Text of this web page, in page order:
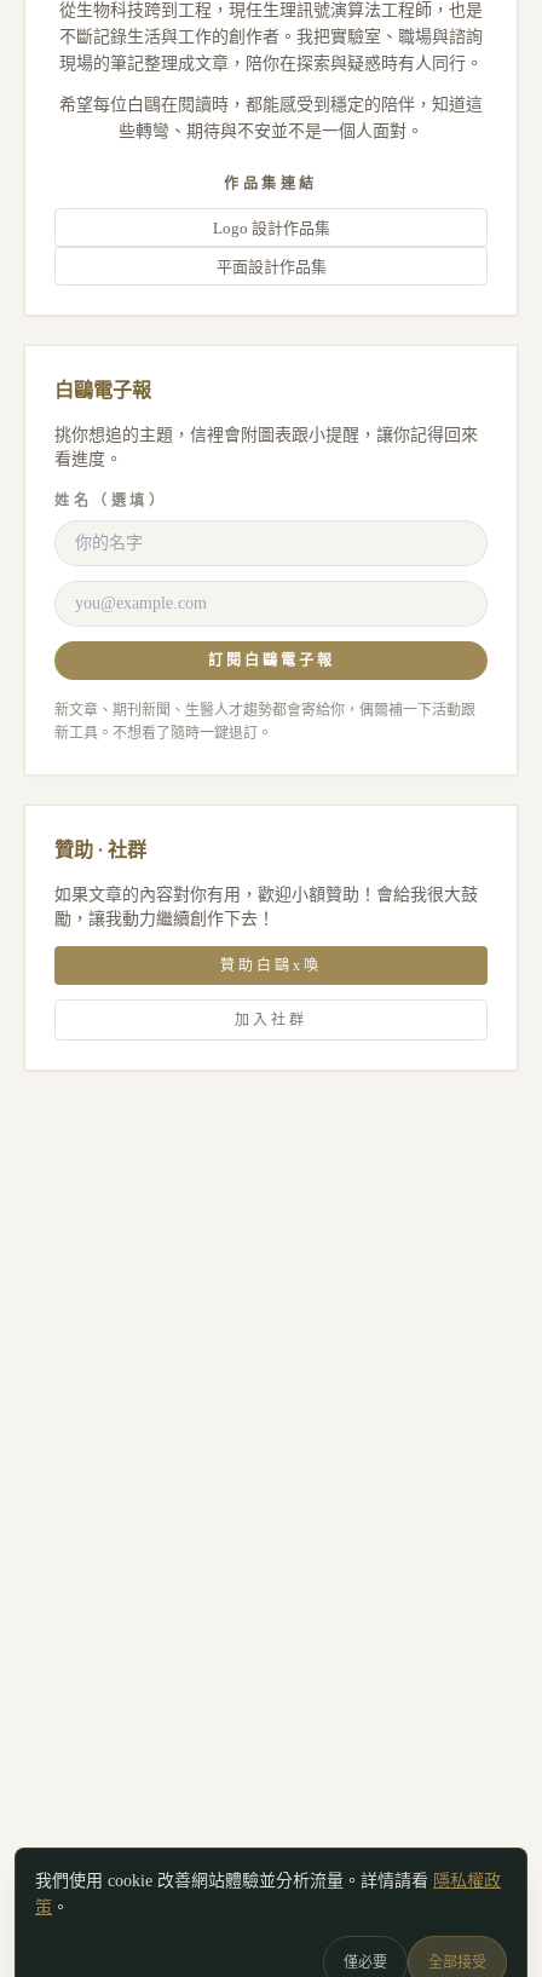
從生物科技跨到工程，現任生理訊號演算法工程師，也是
不斷記錄生活與工作的創作者。我把實驗室、職場與諮詢
現場的筆記整理成文章，陪你在探索與疑惑時有人同行。
希望每位白鷗在閱讀時，都能感受到穩定的陪伴，知道這
些轉彎、期待與不安並不是一個人面對。
作品集連結
Logo 設計作品集
平面設計作品集
白鷗電子報
挑你想追的主題，信裡會附圖表跟小提醒，讓你記得回來
看進度。
姓名（選填）
訂閱白鷗電子報
新文章、期刊新聞、生醫人才趨勢都會寄給你，偶爾補一下活動跟
新工具。不想看了隨時一鍵退訂。
贊助 · 社群
如果文章的內容對你有用，歡迎小額贊助！會給我很大鼓
勵，讓我動力繼續創作下去！
贊助白鷗x喚
加入社群
我們使用 cookie 改善網站體驗並分析流量。詳情請看 隱私權政
策 。
僅必要 全部接受